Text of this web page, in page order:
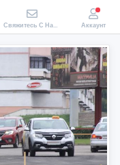
Свяжитесь С Нами Аккаунт